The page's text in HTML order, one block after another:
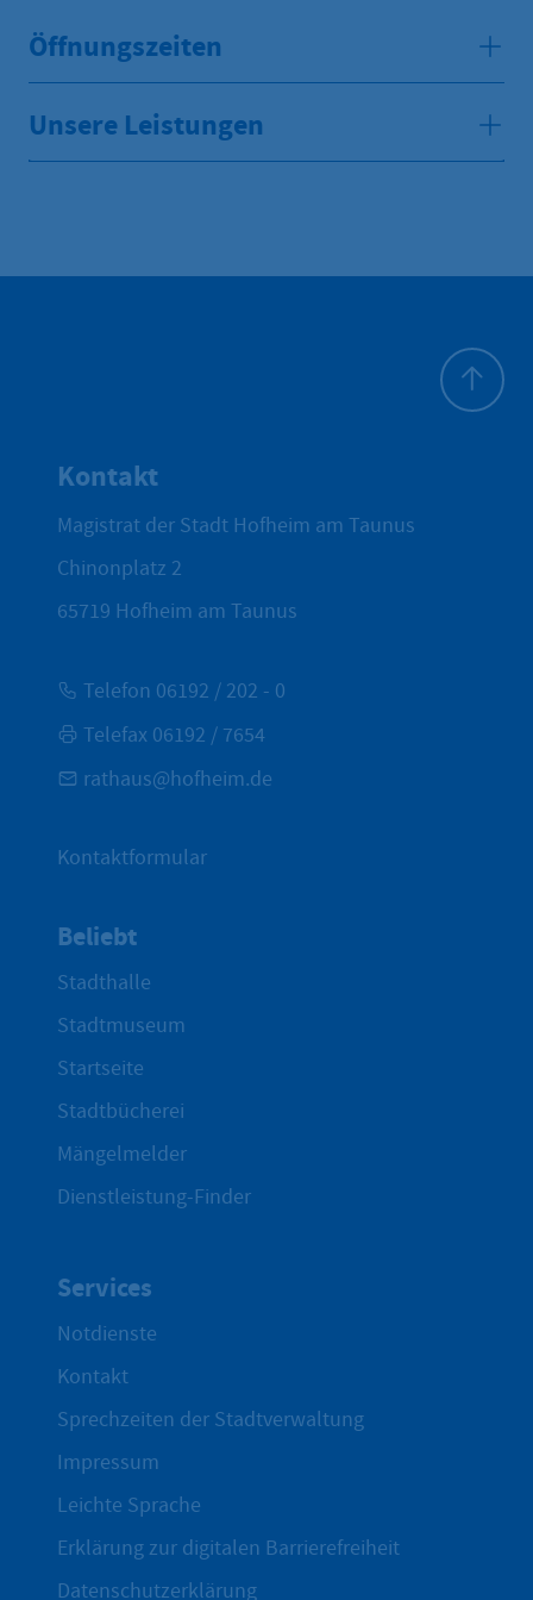
Öffnungszeiten
Unsere Leistungen
Kontakt
Magistrat der Stadt Hofheim am Taunus
Chinonplatz 2
65719 Hofheim am Taunus
Telefon 06192 / 202 - 0
Telefax 06192 / 7654
rathaus@hofheim.de
Kontaktformular
Beliebt
Stadthalle
Stadtmuseum
Startseite
Stadtbücherei
Mängelmelder
Dienstleistung-Finder
Services
Notdienste
Kontakt
Sprechzeiten der Stadtverwaltung
Impressum
Leichte Sprache
Erklärung zur digitalen Barrierefreiheit
Datenschutzerklärung